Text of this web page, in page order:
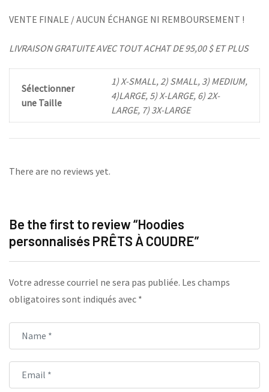
VENTE FINALE / AUCUN ÉCHANGE NI REMBOURSEMENT !
LIVRAISON GRATUITE AVEC TOUT ACHAT DE 95,00 $ ET PLUS
Sélectionner
une Taille
1) X-SMALL, 2) SMALL, 3) MEDIUM,
4)LARGE, 5) X-LARGE, 6) 2X-
LARGE, 7) 3X-LARGE
There are no reviews yet.
Be the first to review “Hoodies
personnalisés PRÊTS À COUDRE”
Votre adresse courriel ne sera pas publiée. Les champs
obligatoires sont indiqués avec *